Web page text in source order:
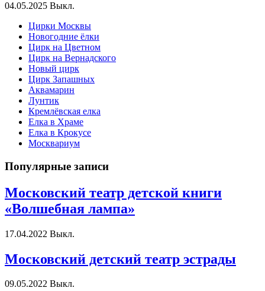
04.05.2025 Выкл.
Цирки Москвы
Новогодние ёлки
Цирк на Цветном
Цирк на Вернадского
Новый цирк
Цирк Запашных
Аквамарин
Лунтик
Кремлёвская елка
Елка в Храме
Елка в Крокусе
Москвариум
Популярные записи
Московский театр детской книги
«Волшебная лампа»
17.04.2022 Выкл.
Московский детский театр эстрады
09.05.2022 Выкл.